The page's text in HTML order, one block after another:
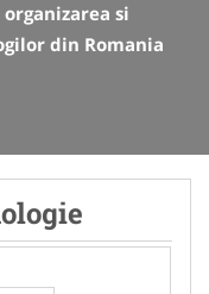
si
din Romania